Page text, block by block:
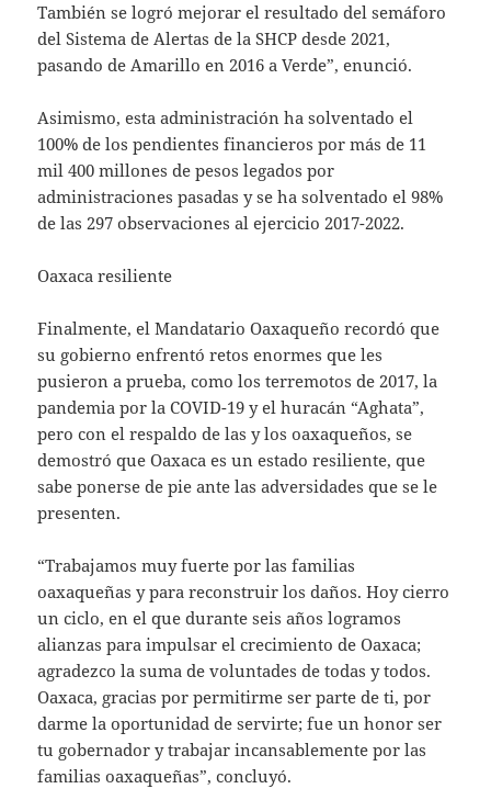
También se logró mejorar el resultado del semáforo
del Sistema de Alertas de la SHCP desde 2021,
pasando de Amarillo en 2016 a Verde”, enunció.
Asimismo, esta administración ha solventado el
100% de los pendientes financieros por más de 11
mil 400 millones de pesos legados por
administraciones pasadas y se ha solventado el 98%
de las 297 observaciones al ejercicio 2017-2022.
Oaxaca resiliente
Finalmente, el Mandatario Oaxaqueño recordó que
su gobierno enfrentó retos enormes que les
pusieron a prueba, como los terremotos de 2017, la
pandemia por la COVID-19 y el huracán “Aghata”,
pero con el respaldo de las y los oaxaqueños, se
demostró que Oaxaca es un estado resiliente, que
sabe ponerse de pie ante las adversidades que se le
presenten.
“Trabajamos muy fuerte por las familias
oaxaqueñas y para reconstruir los daños. Hoy cierro
un ciclo, en el que durante seis años logramos
alianzas para impulsar el crecimiento de Oaxaca;
agradezco la suma de voluntades de todas y todos.
Oaxaca, gracias por permitirme ser parte de ti, por
darme la oportunidad de servirte; fue un honor ser
tu gobernador y trabajar incansablemente por las
familias oaxaqueñas”, concluyó.